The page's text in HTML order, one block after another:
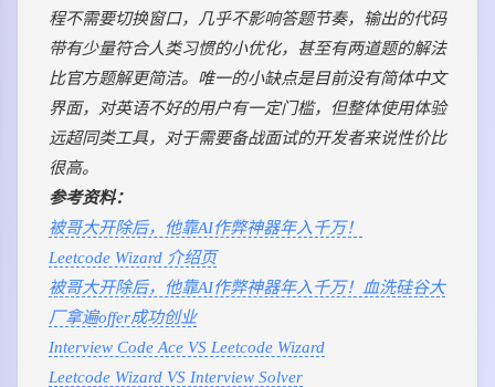
程不需要切换窗口，几乎不影响答题节奏，输出的代码
带有少量符合人类习惯的小优化，甚至有两道题的解法
比官方题解更简洁。唯一的小缺点是目前没有简体中文
界面，对英语不好的用户有一定门槛，但整体使用体验
远超同类工具，对于需要备战面试的开发者来说性价比
很高。
参考资料：
被哥大开除后，他靠AI作弊神器年入千万！
Leetcode Wizard 介绍页
被哥大开除后，他靠AI作弊神器年入千万！血洗硅谷大
厂拿遍offer成功创业
Interview Code Ace VS Leetcode Wizard
Leetcode Wizard VS Interview Solver